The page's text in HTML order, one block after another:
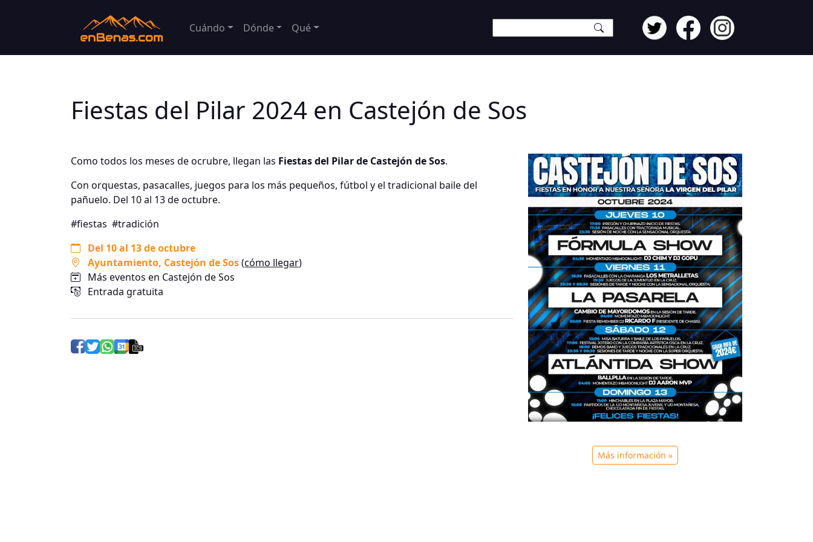
Cuándo Dónde Qué
Fiestas del Pilar 2024 en Castejón de Sos
Como todos los meses de ocrubre, llegan las Fiestas del Pilar de Castejón de Sos.
Con orquestas, pasacalles, juegos para los más pequeños, fútbol y el tradicional baile del
pañuelo. Del 10 al 13 de octubre.
#fiestas #tradición
Del 10 al 13 de octubre
Ayuntamiento, Castejón de Sos(cómo llegar)
Más eventos en Castejón de Sos
Entrada gratuita
Más información »